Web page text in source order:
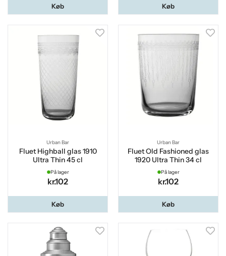
Køb Køb
Urban Bar
Fluet Highball glas 1910
Ultra Thin 45 cl
På lager
kr.102
Køb
Urban Bar
Fluet Old Fashioned glas
1920 Ultra Thin 34 cl
På lager
kr.102
Køb